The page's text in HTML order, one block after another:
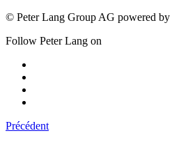
© Peter Lang Group AG powered by
Follow Peter Lang on
Précédent